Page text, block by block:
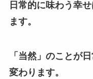
日常的に味わう幸
ます。
「当然」のことが
変わります。